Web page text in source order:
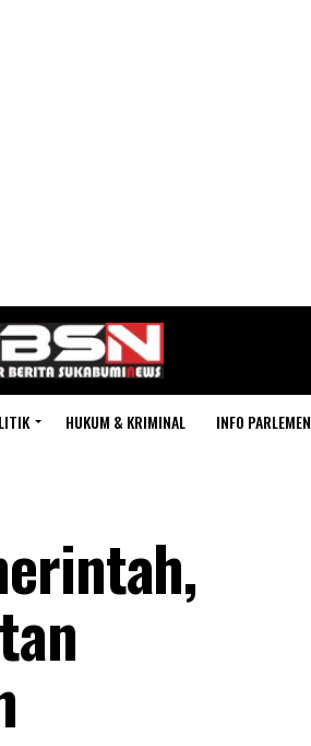
HUKUM & KRIMINAL INFO PARLEMEN